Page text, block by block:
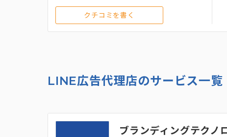
クチコミを書く
LINE広告代理店のサービス一覧
ブランディングテクノ